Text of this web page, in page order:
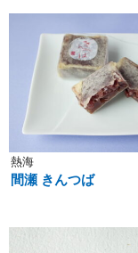
熱海
間瀬 きんつば